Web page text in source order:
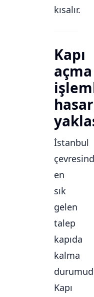
kısalır.
Kapı
açma
İstanbul
en
sık
gelen
talep
kapıda
kalma
Kapı